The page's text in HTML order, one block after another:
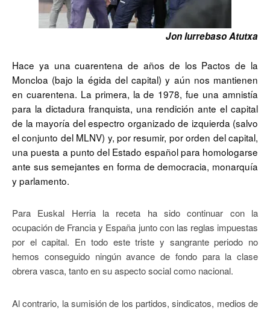
Jon Iurrebaso Atutxa
Hace ya una cuarentena de años de los Pactos de la
Moncloa (bajo la égida del capital) y aún nos mantienen
en cuarentena. La primera, la de 1978, fue una amnistía
para la dictadura franquista, una rendición ante el capital
de la mayoría del espectro organizado de izquierda (salvo
el conjunto del MLNV) y, por resumir, por orden del capital,
una puesta a punto del Estado español para homologarse
ante sus semejantes en forma de democracia, monarquía
y parlamento.
Para Euskal Herria la receta ha sido continuar con la
ocupación de Francia y España junto con las reglas impuestas
por el capital. En todo este triste y sangrante periodo no
hemos conseguido ningún avance de fondo para la clase
obrera vasca, tanto en su aspecto social como nacional.
Al contrario, la sumisión de los partidos, sindicatos, medios de